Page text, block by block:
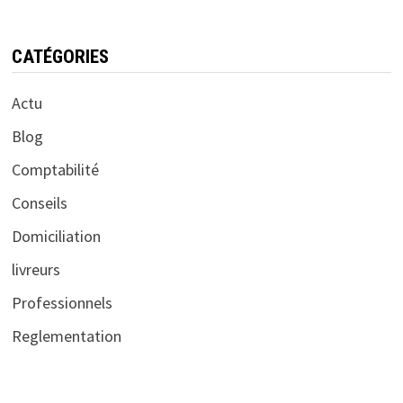
CATÉGORIES
Actu
Blog
Comptabilité
Conseils
Domiciliation
livreurs
Professionnels
Reglementation